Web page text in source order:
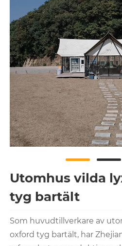
Utomhus vilda
tyg bartält
Som huvudtillverkare av
oxford tyg bartält, har